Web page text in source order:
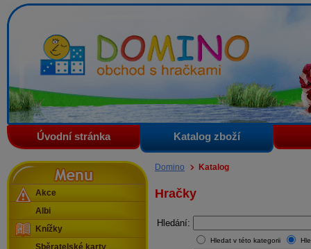
Domino - obchod s hračkami
Úvodní stránka Katalog zboží
Domino Katalog
Hračky
Hledání:
Hledat v této kategorii
Menu
Akce
Albi
Knížky
Sběratelské karty